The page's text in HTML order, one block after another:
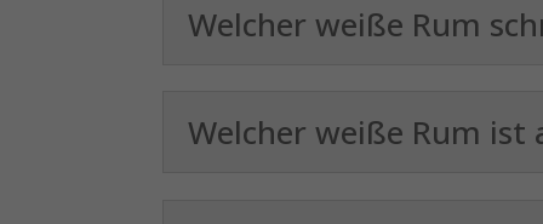
Welcher weiße Rum
Welcher weiße Rum